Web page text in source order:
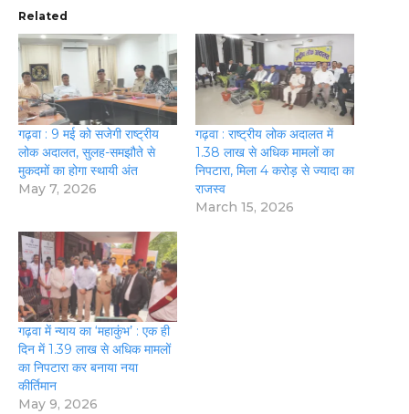
Related
गढ़वा : 9 मई को सजेगी राष्ट्रीय
लोक अदालत, सुलह-समझौते से
मुकदमों का होगा स्थायी अंत
May 7, 2026
गढ़वा : राष्ट्रीय लोक अदालत में
1.38 लाख से अधिक मामलों का
निपटारा, मिला 4 करोड़ से ज्यादा का
राजस्व
March 15, 2026
गढ़वा में न्याय का ‘महाकुंभ’ : एक ही
दिन में 1.39 लाख से अधिक मामलों
का निपटारा कर बनाया नया
कीर्तिमान
May 9, 2026